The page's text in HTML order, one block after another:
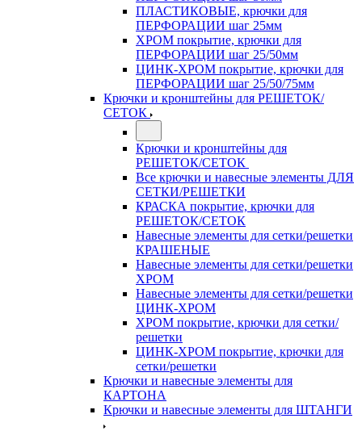
ПЛАСТИКОВЫЕ, крючки для
ПЕРФОРАЦИИ шаг 25мм
ХРОМ покрытие, крючки для
ПЕРФОРАЦИИ шаг 25/50мм
ЦИНК-ХРОМ покрытие, крючки для
ПЕРФОРАЦИИ шаг 25/50/75мм
Крючки и кронштейны для РЕШЕТОК/
СЕТОК
Крючки и кронштейны для
РЕШЕТОК/СЕТОК
Все крючки и навесные элементы ДЛЯ
СЕТКИ/РЕШЕТКИ
КРАСКА покрытие, крючки для
РЕШЕТОК/СЕТОК
Навесные элементы для сетки/решетки
КРАШЕНЫЕ
Навесные элементы для сетки/решетки
ХРОМ
Навесные элементы для сетки/решетки
ЦИНК-ХРОМ
ХРОМ покрытие, крючки для сетки/
решетки
ЦИНК-ХРОМ покрытие, крючки для
сетки/решетки
Крючки и навесные элементы для
КАРТОНА
Крючки и навесные элементы для ШТАНГИ